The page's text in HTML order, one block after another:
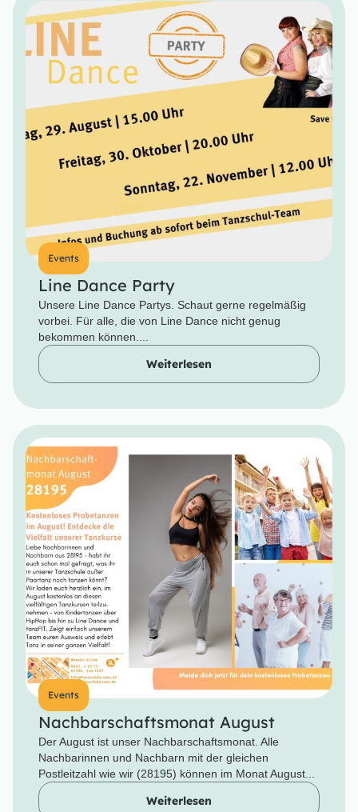
Events
Line Dance Party
Unsere Line Dance Partys. Schaut gerne regelmäßig
vorbei. Für alle, die von Line Dance nicht genug
bekommen können....
Weiterlesen
Events
Nachbarschaftsmonat August
Der August ist unser Nachbarschaftsmonat. Alle
Nachbarinnen und Nachbarn mit der gleichen
Postleitzahl wie wir (28195) können im Monat August...
Weiterlesen